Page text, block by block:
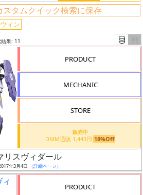
スタムクイック検索に保存
ィン
果: 11
PRODUCT
MECHANIC
STORE
販売中
DMM通販 1,443円 18%Off
リスヴィダール
年3月4日 （詳細ページ）
PRODUCT